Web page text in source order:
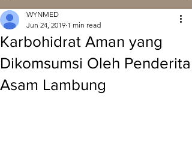
Karbohidrat Aman yang
Dikomsumsi Oleh Penderita
Asam Lambung
WYNMED
Jun 24, 2019 1 min read